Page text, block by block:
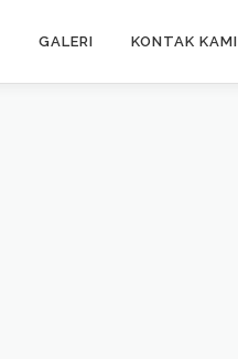
GALERI KONTAK KAMI